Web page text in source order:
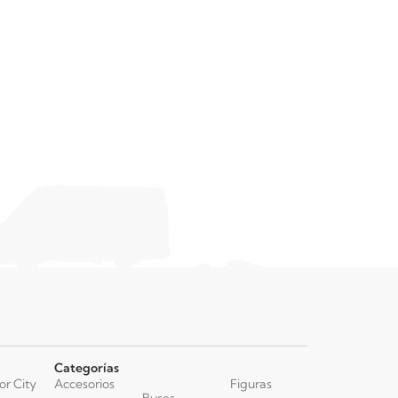
City
Categorías
Accesorios
Figuras